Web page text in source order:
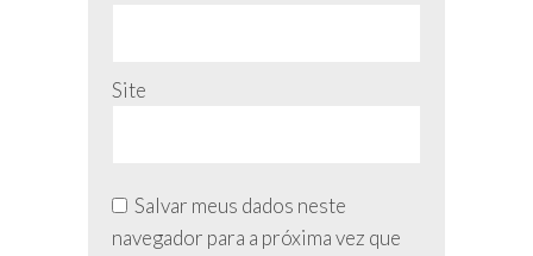
Site
Salvar meus dados neste
navegador para a próxima vez que